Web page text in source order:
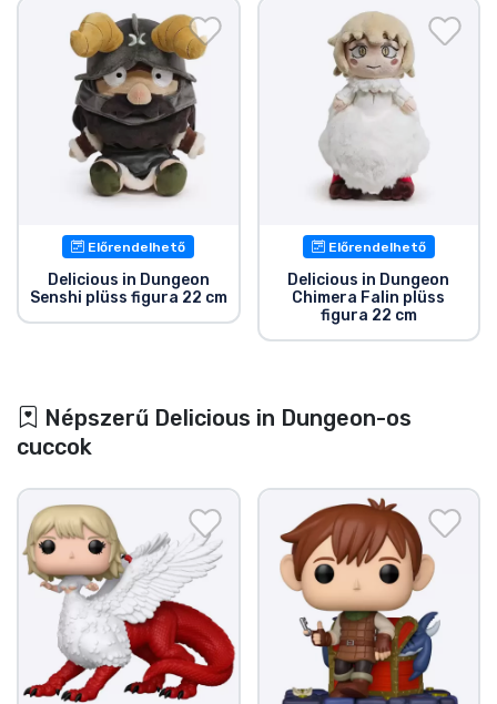
nyomon, akik egy barátjukat akarják visszahozni,
miközben finom szörnyételeket főznek útközben.
Előrendelhető
Delicious in Dungeon
Senshi plüss figura 22 cm
Előrendelhető
Delicious in Dungeon
Chimera Falin plüss
figura 22 cm
Népszerű Delicious in Dungeon-os
cuccok